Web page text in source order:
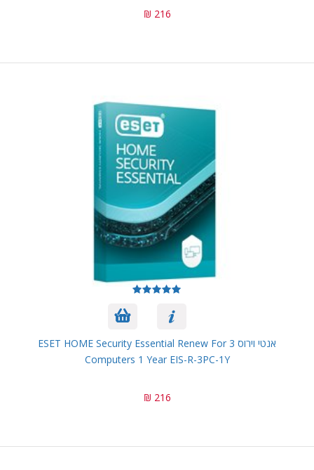
216 ₪
אנטי וירוס ESET HOME Security Essential Renew For 3
Computers 1 Year EIS-R-3PC-1Y
216 ₪